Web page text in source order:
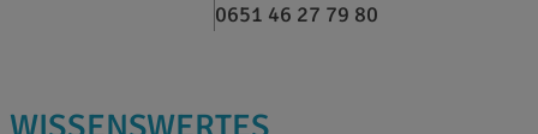
0651 46 27 79 80